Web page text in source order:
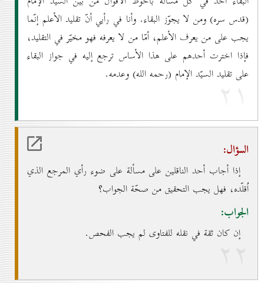
(قدس سره) ومن لا يجوّز البقاء. وأنا في رأيي أنّ تقليد الأعلم إنّما
يجب على من يعرف الأعلم، أمّا من لا يعرفه فهو مخيّر في التقليد،
فإذا اخترت أحدهم على هذا الأساس ترجع إليه في جواز البقاء
على تقليد السيّد الإمام (رحمه الله) وعدمه.
۲۱
السؤال:
إذا أجاب أحد الناقلين على مسألة على ضوء رأي المرجع الذي
اُقلّده، فهل يجب التحقيق من صحّة الجواب؟
الجواب:
إن كان ثقة في نقله للفتاوى لم يجب الفحص.
۲۲